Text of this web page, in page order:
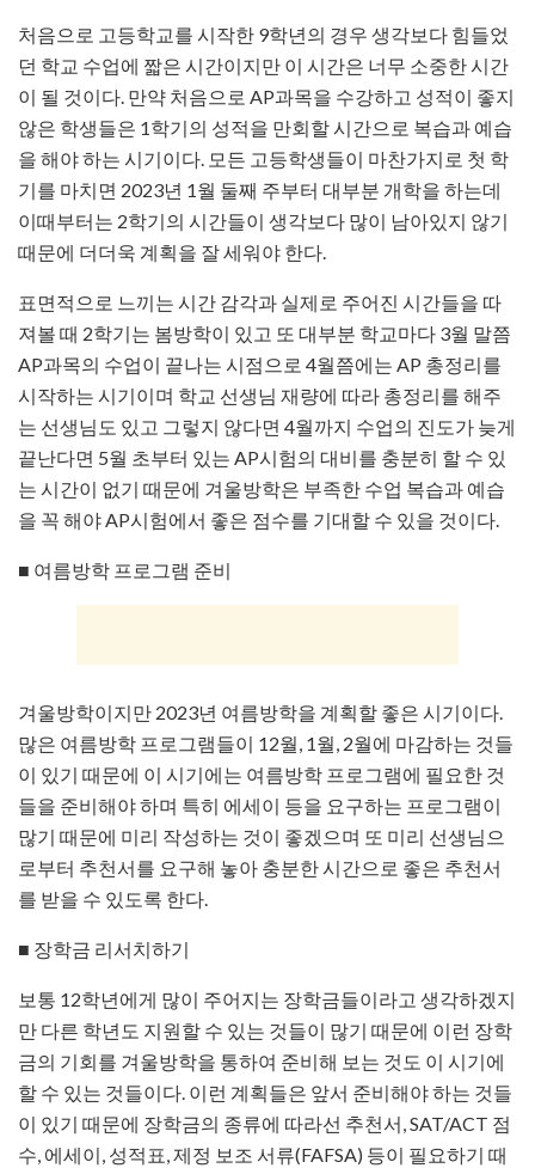
처음으로 고등학교를 시작한 9학년의 경우 생각보다 힘들었
던 학교 수업에 짧은 시간이지만 이 시간은 너무 소중한 시간
이 될 것이다. 만약 처음으로 AP과목을 수강하고 성적이 좋지
않은 학생들은 1학기의 성적을 만회할 시간으로 복습과 예습
을 해야 하는 시기이다. 모든 고등학생들이 마찬가지로 첫 학
기를 마치면 2023년 1월 둘째 주부터 대부분 개학을 하는데
이때부터는 2학기의 시간들이 생각보다 많이 남아있지 않기
때문에 더더욱 계획을 잘 세워야 한다.
표면적으로 느끼는 시간 감각과 실제로 주어진 시간들을 따
져볼 때 2학기는 봄방학이 있고 또 대부분 학교마다 3월 말쯤
AP과목의 수업이 끝나는 시점으로 4월쯤에는 AP 총정리를
시작하는 시기이며 학교 선생님 재량에 따라 총정리를 해주
는 선생님도 있고 그렇지 않다면 4월까지 수업의 진도가 늦게
끝난다면 5월 초부터 있는 AP시험의 대비를 충분히 할 수 있
는 시간이 없기 때문에 겨울방학은 부족한 수업 복습과 예습
을 꼭 해야 AP시험에서 좋은 점수를 기대할 수 있을 것이다.
■ 여름방학 프로그램 준비
겨울방학이지만 2023년 여름방학을 계획할 좋은 시기이다.
많은 여름방학 프로그램들이 12월, 1월, 2월에 마감하는 것들
이 있기 때문에 이 시기에는 여름방학 프로그램에 필요한 것
들을 준비해야 하며 특히 에세이 등을 요구하는 프로그램이
많기 때문에 미리 작성하는 것이 좋겠으며 또 미리 선생님으
로부터 추천서를 요구해 놓아 충분한 시간으로 좋은 추천서
를 받을 수 있도록 한다.
■ 장학금 리서치하기
보통 12학년에게 많이 주어지는 장학금들이라고 생각하겠지
만 다른 학년도 지원할 수 있는 것들이 많기 때문에 이런 장학
금의 기회를 겨울방학을 통하여 준비해 보는 것도 이 시기에
할 수 있는 것들이다. 이런 계획들은 앞서 준비해야 하는 것들
이 있기 때문에 장학금의 종류에 따라선 추천서, SAT/ACT 점
수, 에세이, 성적표, 제정 보조 서류(FAFSA) 등이 필요하기 때